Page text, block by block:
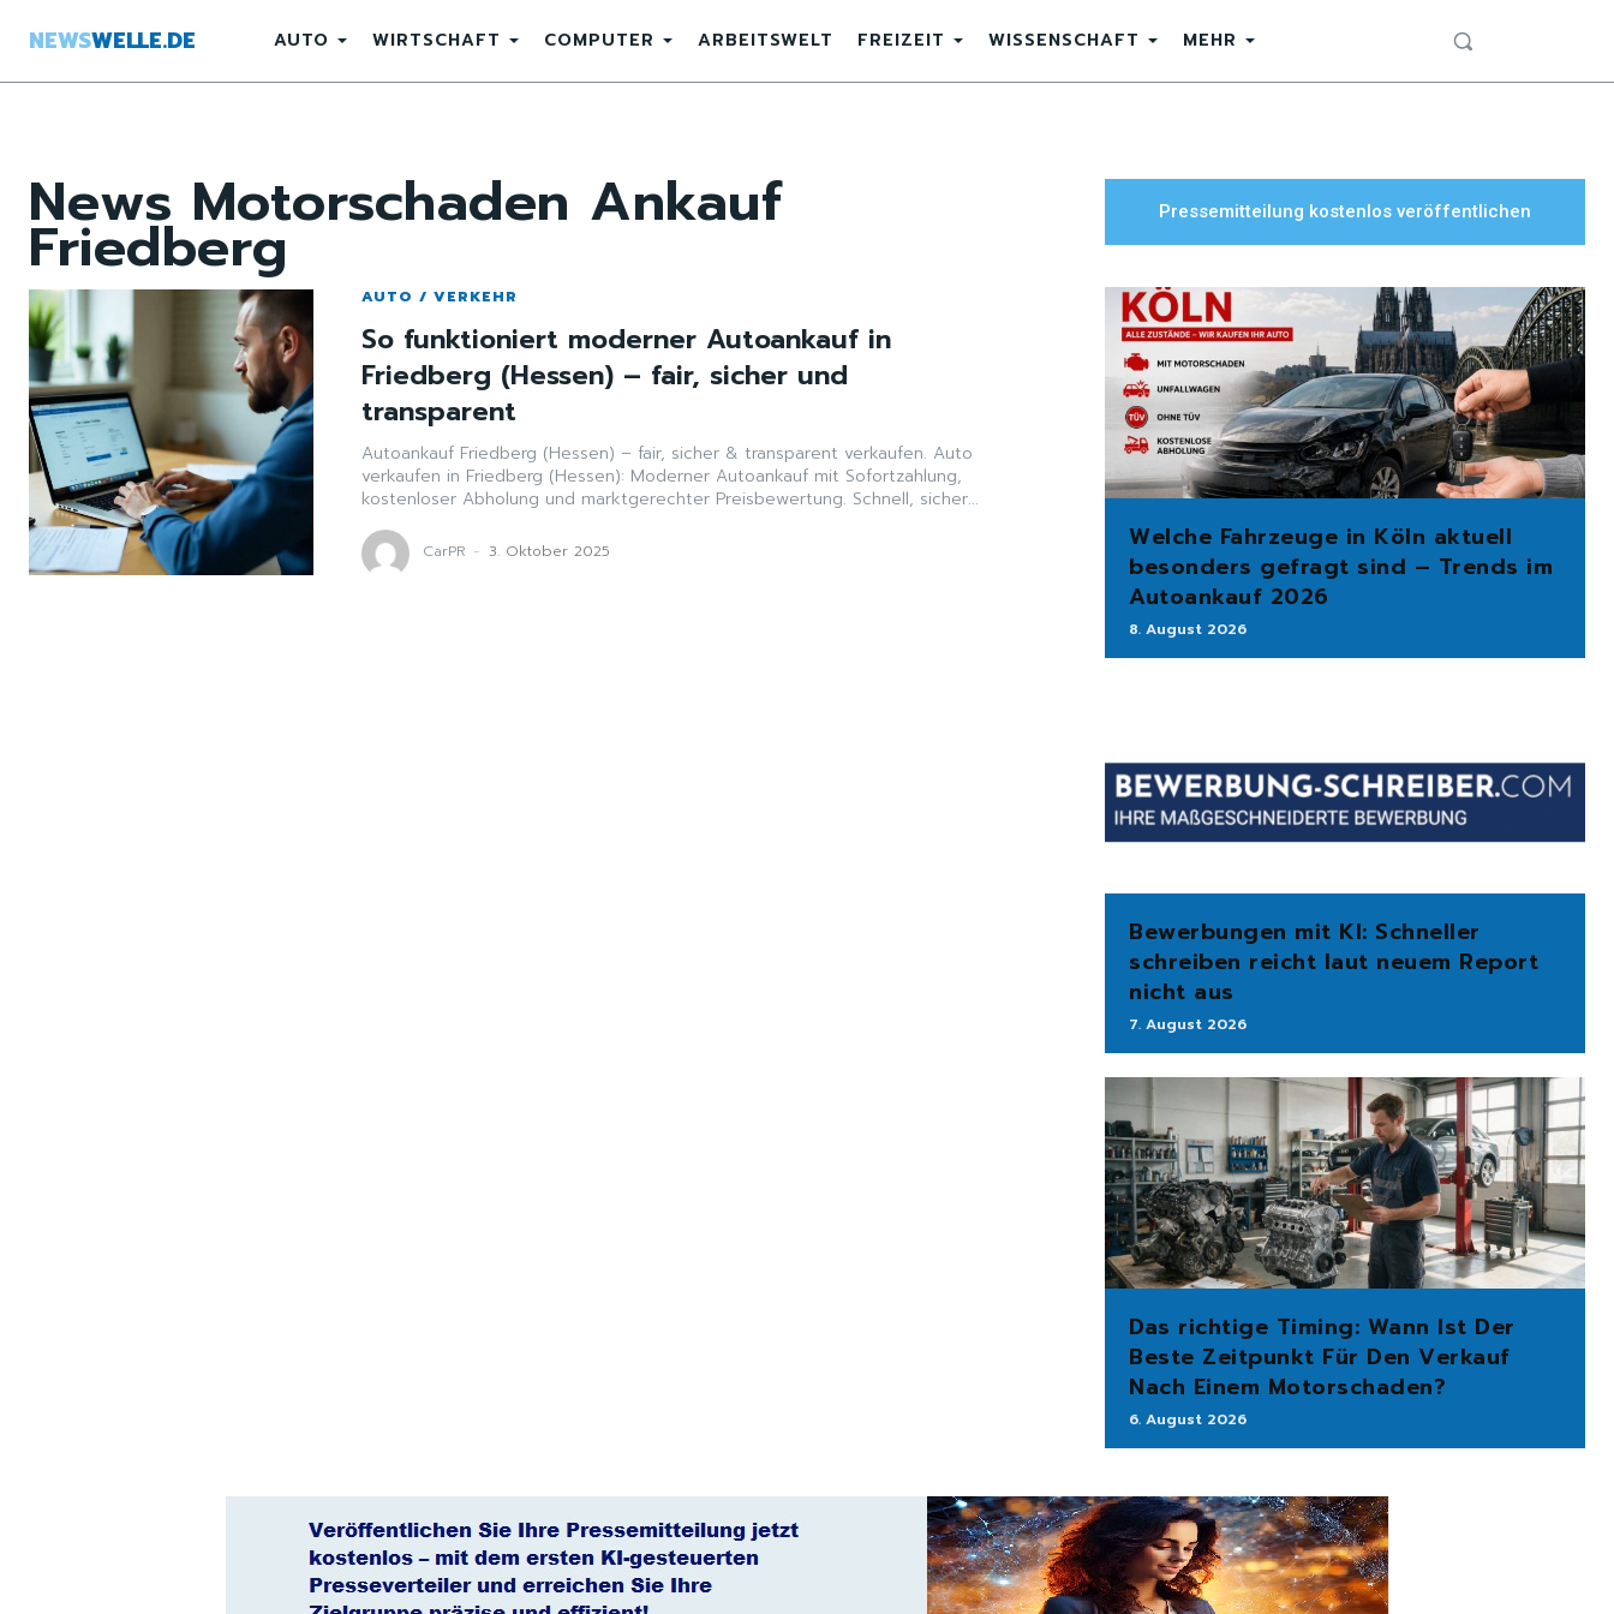
NEWSWELLE.DE AUTO WIRTSCHAFT COMPUTER ARBEITSWELT FREIZEIT WISSENSCHAFT MEHR
News Motorschaden Ankauf
Friedberg
AUTO / VERKEHR
So funktioniert moderner Autoankauf in
Friedberg (Hessen) – fair, sicher und
transparent
Autoankauf Friedberg (Hessen) – fair, sicher & transparent verkaufen. Auto
verkaufen in Friedberg (Hessen): Moderner Autoankauf mit Sofortzahlung,
kostenloser Abholung und marktgerechter Preisbewertung. Schnell, sicher...
CarPR - 3. Oktober 2025
Pressemitteilung kostenlos veröffentlichen
Welche Fahrzeuge in Köln aktuell
besonders gefragt sind – Trends im
Autoankauf 2026
8. August 2026
Bewerbungen mit KI: Schneller
schreiben reicht laut neuem Report
nicht aus
7. August 2026
Das richtige Timing: Wann Ist Der
Beste Zeitpunkt Für Den Verkauf
Nach Einem Motorschaden?
6. August 2026